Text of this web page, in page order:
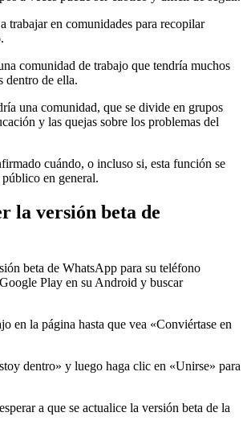
trabajar en comunidades para recopilar
comunidad de trabajo que tendría muchos
dentro de ella.
una comunidad, que se divide en grupos
y las quejas sobre los problemas del
cuándo, o incluso si, esta función se
en general.
la versión beta de
beta de WhatsApp para su teléfono
Play en su Android y buscar
en la página hasta que vea «Conviértase en
dentro» y luego haga clic en «Unirse» para
a que se actualice la versión beta de la